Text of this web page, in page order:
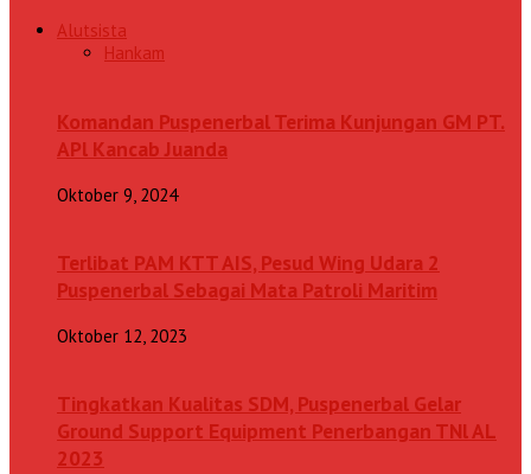
Alutsista
Hankam
Komandan Puspenerbal Terima Kunjungan GM PT.
APl Kancab Juanda
Oktober 9, 2024
Terlibat PAM KTT AIS, Pesud Wing Udara 2
Puspenerbal Sebagai Mata Patroli Maritim
Oktober 12, 2023
Tingkatkan Kualitas SDM, Puspenerbal Gelar
Ground Support Equipment Penerbangan TNl AL
2023